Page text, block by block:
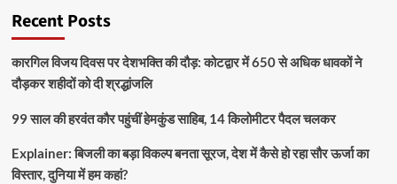
Recent Posts
कारगिल विजय दिवस पर देशभक्ति की दौड़: कोटद्वार में 650 से अधिक धावकों ने
दौड़कर शहीदों को दी श्रद्धांजलि
99 साल की हरवंत कौर पहुंचीं हेमकुंड साहिब, 14 किलोमीटर पैदल चलकर
Explainer: बिजली का बड़ा विकल्प बनता सूरज, देश में कैसे हो रहा सौर ऊर्जा का
विस्तार, दुनिया में हम कहां?